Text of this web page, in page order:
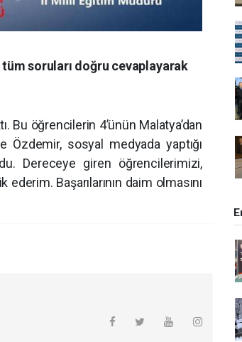
tüm soruları doğru cevaplayarak
Bu öğrencilerin 4’ünün Malatya’dan
sosyal medyada yaptığı
Dereceye giren öğrencilerimizi,
Başarılarının daim olmasını